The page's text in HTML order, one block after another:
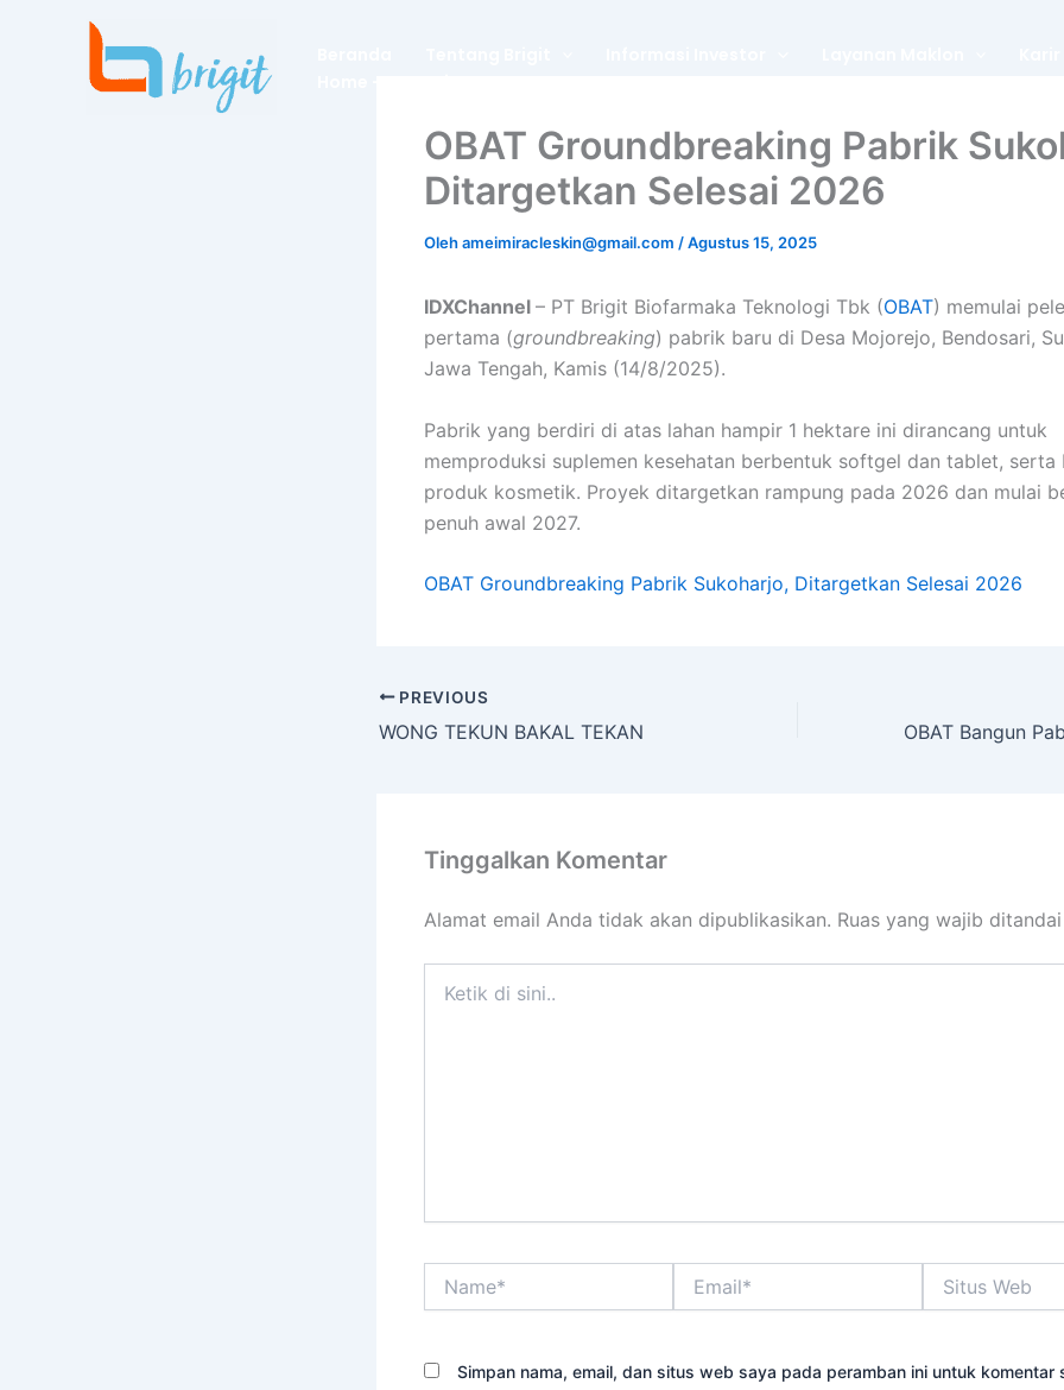
OBAT Groundbreaking Pabrik
Ditargetkan Selesai 2026
Olehameimiracleskin@gmail.com /Agustus 15, 2025
IDXChannel – PT Brigit Biofarmaka Teknologi Tbk (OBAT) memulai
pertama (groundbreaking) pabrik baru di Desa Mojorejo, Bendosari,
Jawa Tengah, Kamis (14/8/2025).
Pabrik yang berdiri di atas lahan hampir 1 hektare ini dirancang untuk
memproduksi suplemen kesehatan berbentuk softgel dan tablet, serta
produk kosmetik. Proyek ditargetkan rampung pada 2026 dan mulai
penuh awal 2027.
OBAT Groundbreaking Pabrik Sukoharjo, Ditargetkan Selesai 2026
PREVIOUS
WONG TEKUN BAKAL TEKAN
Tinggalkan Komentar
Alamat email Anda tidak akan dipublikasikan. Ruas yang wajib
Web
Simpan nama, email, dan situs web saya pada peramban ini untuk komentar